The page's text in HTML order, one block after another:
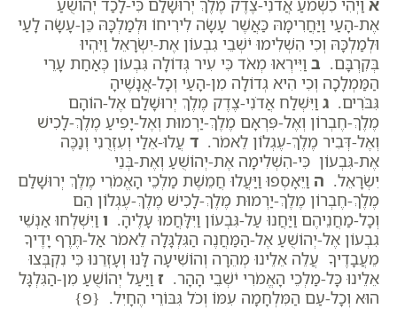
אֶת-הָעַי וַיַּחֲרִימָהּ כַּאֲשֶׁר עָשָׂה לִירִיחוֹ וּלְמַלְכָּהּ כֵּן-עָשָׂה לָעַי
וּלְמַלְכָּהּ וְכִי הִשְׁלִימוּ יֹשְׁבֵי גִבְעוֹן אֶת-יִשְׂרָאֵל וַיִּהְיוּ
בְּקִרְבָּם. ב וַיִּירְאוּ מְאֹד כִּי עִיר גְּדוֹלָה גִּבְעוֹן כְּאַחַת עָרֵי
הַמַּמְלָכָה וְכִי הִיא גְדוֹלָה מִן-הָעַי וְכָל-אֲנָשֶׁיהָ
גִּבֹּרִים. ג וַיִּשְׁלַח אֲדֹנִי-צֶדֶק מֶלֶךְ יְרוּשָׁלִַם אֶל-הוֹהָם
מֶלֶךְ-חֶבְרוֹן וְאֶל-פִּרְאָם מֶלֶךְ-יַרְמוּת וְאֶל-יָפִיעַ מֶלֶךְ-לָכִישׁ
וְאֶל-דְּבִיר מֶלֶךְ-עֶגְלוֹן לֵאמֹר. ד עֲלוּ-אֵלַי וְעִזְרֻנִי וְנַכֶּה
אֶת-גִּבְעוֹן כִּי-הִשְׁלִימָה אֶת-יְהוֹשֻׁעַ וְאֶת-בְּנֵי
יִשְׂרָאֵל. ה וַיֵּאָסְפוּ וַיַּעֲלוּ חֲמֵשֶׁת מַלְכֵי הָאֱמֹרִי מֶלֶךְ יְרוּשָׁלִַם
מֶלֶךְ-חֶבְרוֹן מֶלֶךְ-יַרְמוּת מֶלֶךְ-לָכִישׁ מֶלֶךְ-עֶגְלוֹן הֵם
וְכָל-מַחֲנֵיהֶם וַיַּחֲנוּ עַל-גִּבְעוֹן וַיִּלָּחֲמוּ עָלֶיהָ. ו וַיִּשְׁלְחוּ אַנְשֵׁי
גִבְעוֹן אֶל-יְהוֹשֻׁעַ אֶל-הַמַּחֲנֶה הַגִּלְגָּלָה לֵאמֹר אַל-תֶּרֶף יָדֶיךָ
מֵעֲבָדֶיךָ עֲלֵה אֵלֵינוּ מְהֵרָה וְהוֹשִׁיעָה לָּנוּ וְעָזְרֵנוּ כִּי נִקְבְּצוּ
אֵלֵינוּ כָּל-מַלְכֵי הָאֱמֹרִי יֹשְׁבֵי הָהָר. ז וַיַּעַל יְהוֹשֻׁעַ מִן-הַגִּלְגָּל
הוּא וְכָל-עַם הַמִּלְחָמָה עִמּוֹ וְכֹל גִּבּוֹרֵי הֶחָיִל. {פ}